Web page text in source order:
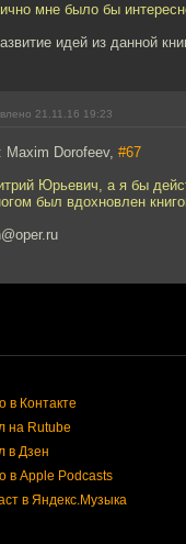
мне было бы
идей из данной
21.11.16 19:23
Maxim Dorofeev, #67
Юрьевич, а я бы
был вдохновлен
в Контакте
на Rutube
в Дзен
в Apple Podcasts
в Яндекс.Музыка